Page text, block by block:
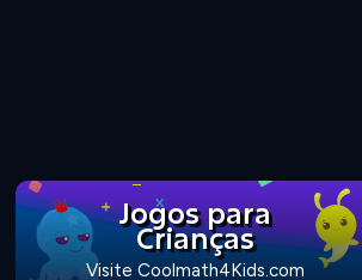
Jogos para
Crianças
Visite Coolmath4Kids.com